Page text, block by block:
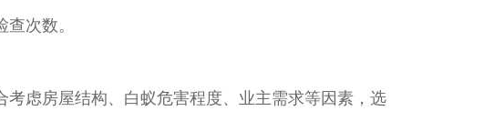
次数。
虑房屋结构、白蚁危害程度、业主需求等因素，选